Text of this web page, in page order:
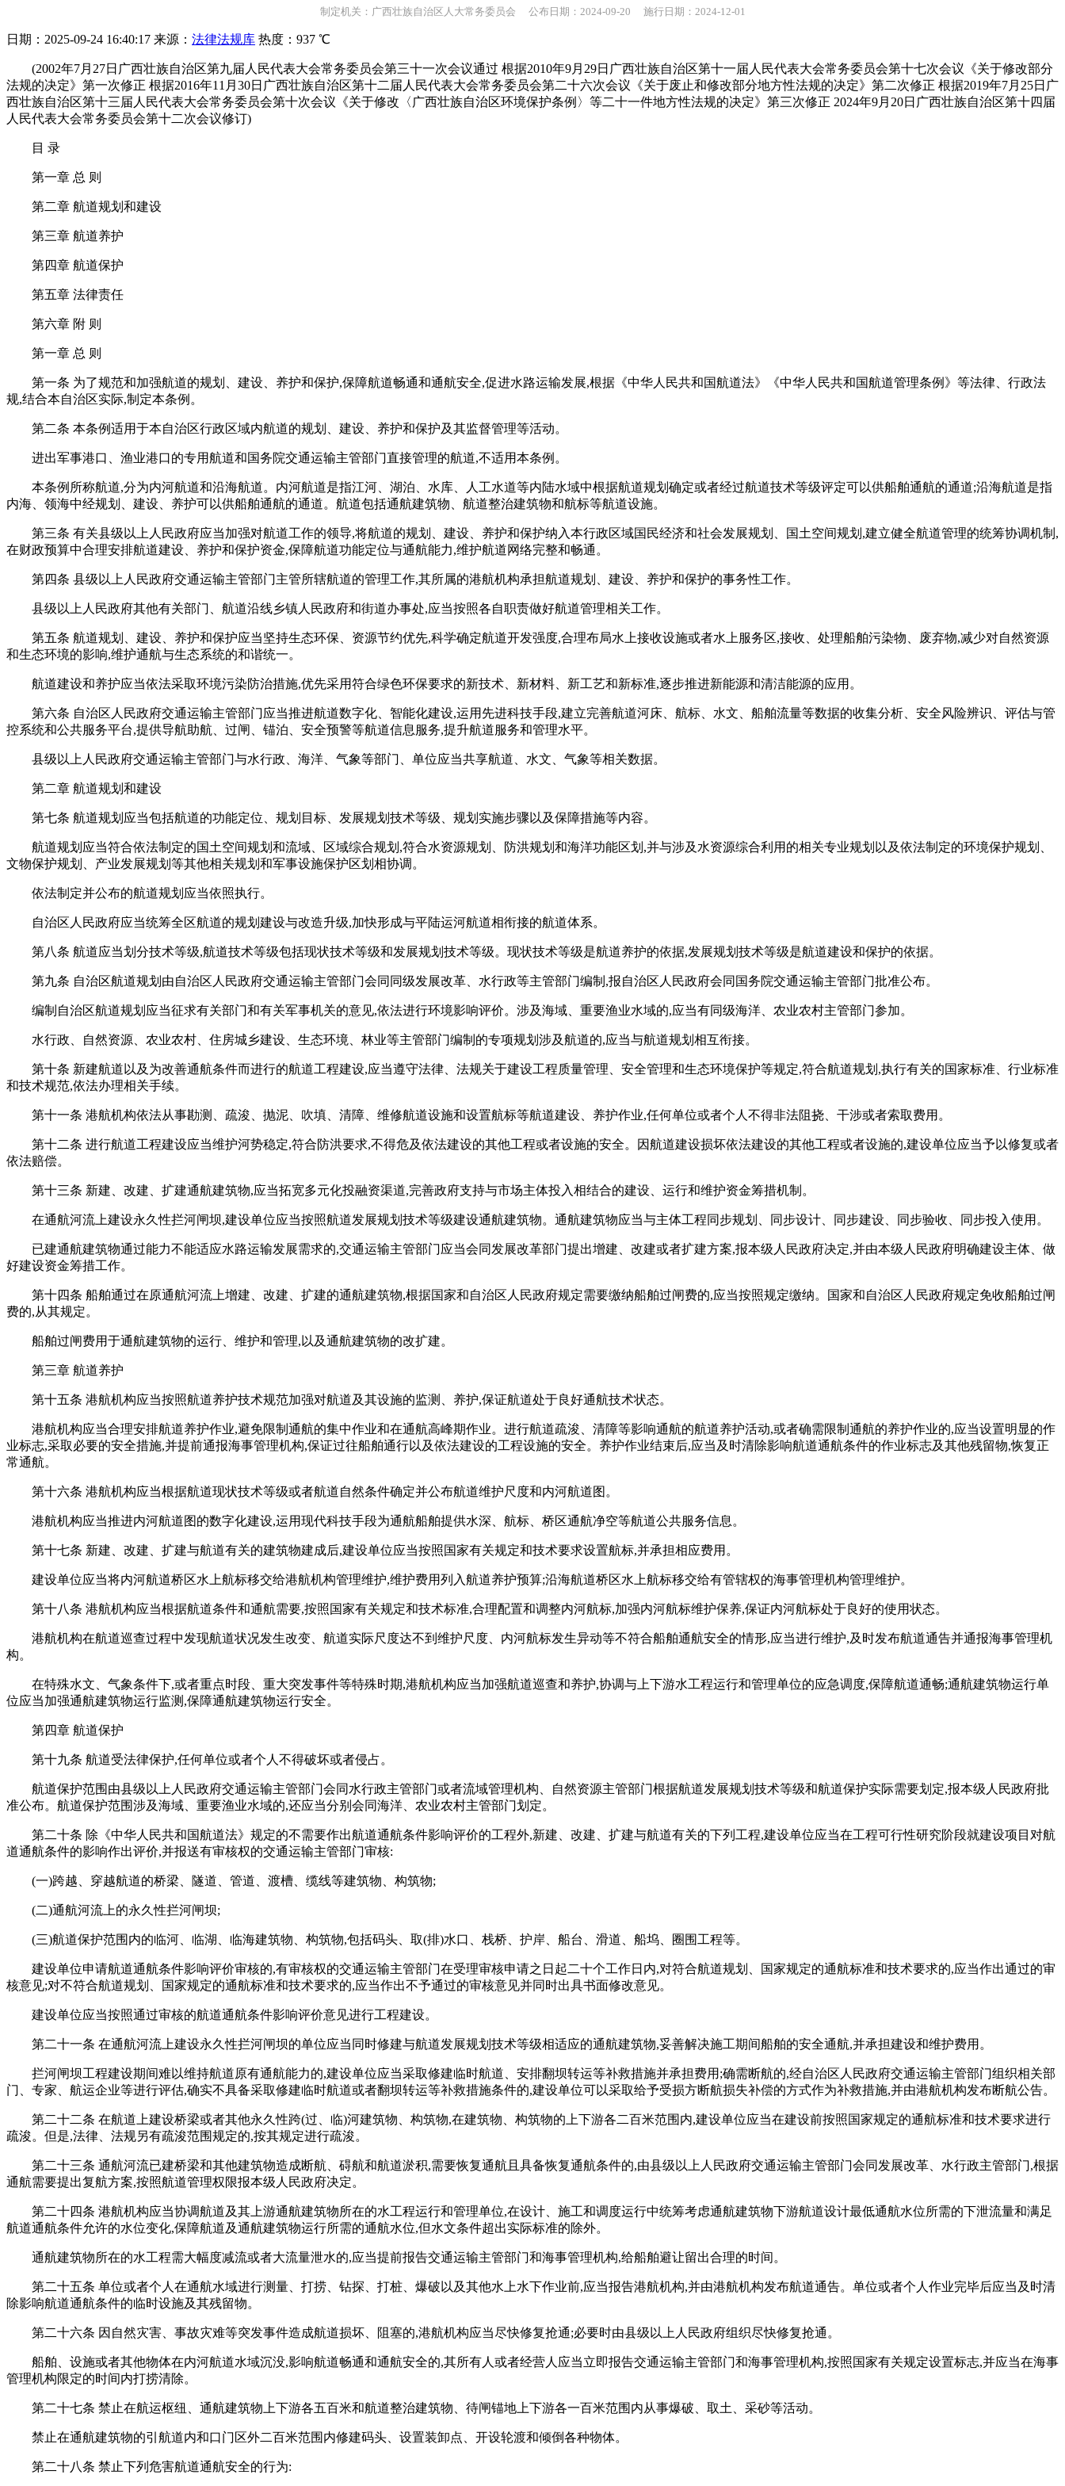
制定机关：广西壮族自治区人大常务委员会 公布日期：2024-09-20 施行日期：2024-12-01
日期： 2025-09-24 16:40:17 来源： 法律法规库 热度： 937 ℃
(2002年7月27日广西壮族自治区第九届人民代表大会常务委员会第三十一次会议通过 根据2010年9月29日广西壮族自治区第十一届人民代表大会常务委员会第十七次会议《关于修改部分
法规的决定》第一次修正 根据2016年11月30日广西壮族自治区第十二届人民代表大会常务委员会第二十六次会议《关于废止和修改部分地方性法规的决定》第二次修正 根据2019年7月25日广
西壮族自治区第十三届人民代表大会常务委员会第十次会议《关于修改〈广西壮族自治区环境保护条例〉等二十一件地方性法规的决定》第三次修正 2024年9月20日广西壮族自治区第十四届
人民代表大会常务委员会第十二次会议修订)
目 录
第一章 总 则
第二章 航道规划和建设
第三章 航道养护
第四章 航道保护
第五章 法律责任
第六章 附 则
第一章 总 则
第一条 为了规范和加强航道的规划、建设、养护和保护,保障航道畅通和通航安全,促进水路运输发展,根据《中华人民共和国航道法》《中华人民共和国航道管理条例》等法律、行政法
规,结合本自治区实际,制定本条例。
第二条 本条例适用于本自治区行政区域内航道的规划、建设、养护和保护及其监督管理等活动。
进出军事港口、渔业港口的专用航道和国务院交通运输主管部门直接管理的航道,不适用本条例。
本条例所称航道,分为内河航道和沿海航道。内河航道是指江河、湖泊、水库、人工水道等内陆水域中根据航道规划确定或者经过航道技术等级评定可以供船舶通航的通道;沿海航道是指
内海、领海中经规划、建设、养护可以供船舶通航的通道。航道包括通航建筑物、航道整治建筑物和航标等航道设施。
第三条 有关县级以上人民政府应当加强对航道工作的领导,将航道的规划、建设、养护和保护纳入本行政区域国民经济和社会发展规划、国土空间规划,建立健全航道管理的统筹协调机制,
在财政预算中合理安排航道建设、养护和保护资金,保障航道功能定位与通航能力,维护航道网络完整和畅通。
第四条 县级以上人民政府交通运输主管部门主管所辖航道的管理工作,其所属的港航机构承担航道规划、建设、养护和保护的事务性工作。
县级以上人民政府其他有关部门、航道沿线乡镇人民政府和街道办事处,应当按照各自职责做好航道管理相关工作。
第五条 航道规划、建设、养护和保护应当坚持生态环保、资源节约优先,科学确定航道开发强度,合理布局水上接收设施或者水上服务区,接收、处理船舶污染物、废弃物,减少对自然资源
和生态环境的影响,维护通航与生态系统的和谐统一。
航道建设和养护应当依法采取环境污染防治措施,优先采用符合绿色环保要求的新技术、新材料、新工艺和新标准,逐步推进新能源和清洁能源的应用。
第六条 自治区人民政府交通运输主管部门应当推进航道数字化、智能化建设,运用先进科技手段,建立完善航道河床、航标、水文、船舶流量等数据的收集分析、安全风险辨识、评估与管
控系统和公共服务平台,提供导航助航、过闸、锚泊、安全预警等航道信息服务,提升航道服务和管理水平。
县级以上人民政府交通运输主管部门与水行政、海洋、气象等部门、单位应当共享航道、水文、气象等相关数据。
第二章 航道规划和建设
第七条 航道规划应当包括航道的功能定位、规划目标、发展规划技术等级、规划实施步骤以及保障措施等内容。
航道规划应当符合依法制定的国土空间规划和流域、区域综合规划,符合水资源规划、防洪规划和海洋功能区划,并与涉及水资源综合利用的相关专业规划以及依法制定的环境保护规划、
文物保护规划、产业发展规划等其他相关规划和军事设施保护区划相协调。
依法制定并公布的航道规划应当依照执行。
自治区人民政府应当统筹全区航道的规划建设与改造升级,加快形成与平陆运河航道相衔接的航道体系。
第八条 航道应当划分技术等级,航道技术等级包括现状技术等级和发展规划技术等级。现状技术等级是航道养护的依据,发展规划技术等级是航道建设和保护的依据。
第九条 自治区航道规划由自治区人民政府交通运输主管部门会同同级发展改革、水行政等主管部门编制,报自治区人民政府会同国务院交通运输主管部门批准公布。
编制自治区航道规划应当征求有关部门和有关军事机关的意见,依法进行环境影响评价。涉及海域、重要渔业水域的,应当有同级海洋、农业农村主管部门参加。
水行政、自然资源、农业农村、住房城乡建设、生态环境、林业等主管部门编制的专项规划涉及航道的,应当与航道规划相互衔接。
第十条 新建航道以及为改善通航条件而进行的航道工程建设,应当遵守法律、法规关于建设工程质量管理、安全管理和生态环境保护等规定,符合航道规划,执行有关的国家标准、行业标准
和技术规范,依法办理相关手续。
第十一条 港航机构依法从事勘测、疏浚、抛泥、吹填、清障、维修航道设施和设置航标等航道建设、养护作业,任何单位或者个人不得非法阻挠、干涉或者索取费用。
第十二条 进行航道工程建设应当维护河势稳定,符合防洪要求,不得危及依法建设的其他工程或者设施的安全。因航道建设损坏依法建设的其他工程或者设施的,建设单位应当予以修复或者
依法赔偿。
第十三条 新建、改建、扩建通航建筑物,应当拓宽多元化投融资渠道,完善政府支持与市场主体投入相结合的建设、运行和维护资金筹措机制。
在通航河流上建设永久性拦河闸坝,建设单位应当按照航道发展规划技术等级建设通航建筑物。通航建筑物应当与主体工程同步规划、同步设计、同步建设、同步验收、同步投入使用。
已建通航建筑物通过能力不能适应水路运输发展需求的,交通运输主管部门应当会同发展改革部门提出增建、改建或者扩建方案,报本级人民政府决定,并由本级人民政府明确建设主体、做
好建设资金筹措工作。
第十四条 船舶通过在原通航河流上增建、改建、扩建的通航建筑物,根据国家和自治区人民政府规定需要缴纳船舶过闸费的,应当按照规定缴纳。国家和自治区人民政府规定免收船舶过闸
费的,从其规定。
船舶过闸费用于通航建筑物的运行、维护和管理,以及通航建筑物的改扩建。
第三章 航道养护
第十五条 港航机构应当按照航道养护技术规范加强对航道及其设施的监测、养护,保证航道处于良好通航技术状态。
港航机构应当合理安排航道养护作业,避免限制通航的集中作业和在通航高峰期作业。进行航道疏浚、清障等影响通航的航道养护活动,或者确需限制通航的养护作业的,应当设置明显的作
业标志,采取必要的安全措施,并提前通报海事管理机构,保证过往船舶通行以及依法建设的工程设施的安全。养护作业结束后,应当及时清除影响航道通航条件的作业标志及其他残留物,恢复正
常通航。
第十六条 港航机构应当根据航道现状技术等级或者航道自然条件确定并公布航道维护尺度和内河航道图。
港航机构应当推进内河航道图的数字化建设,运用现代科技手段为通航船舶提供水深、航标、桥区通航净空等航道公共服务信息。
第十七条 新建、改建、扩建与航道有关的建筑物建成后,建设单位应当按照国家有关规定和技术要求设置航标,并承担相应费用。
建设单位应当将内河航道桥区水上航标移交给港航机构管理维护,维护费用列入航道养护预算;沿海航道桥区水上航标移交给有管辖权的海事管理机构管理维护。
第十八条 港航机构应当根据航道条件和通航需要,按照国家有关规定和技术标准,合理配置和调整内河航标,加强内河航标维护保养,保证内河航标处于良好的使用状态。
港航机构在航道巡查过程中发现航道状况发生改变、航道实际尺度达不到维护尺度、内河航标发生异动等不符合船舶通航安全的情形,应当进行维护,及时发布航道通告并通报海事管理机
构。
在特殊水文、气象条件下,或者重点时段、重大突发事件等特殊时期,港航机构应当加强航道巡查和养护,协调与上下游水工程运行和管理单位的应急调度,保障航道通畅;通航建筑物运行单
位应当加强通航建筑物运行监测,保障通航建筑物运行安全。
第四章 航道保护
第十九条 航道受法律保护,任何单位或者个人不得破坏或者侵占。
航道保护范围由县级以上人民政府交通运输主管部门会同水行政主管部门或者流域管理机构、自然资源主管部门根据航道发展规划技术等级和航道保护实际需要划定,报本级人民政府批
准公布。航道保护范围涉及海域、重要渔业水域的,还应当分别会同海洋、农业农村主管部门划定。
第二十条 除《中华人民共和国航道法》规定的不需要作出航道通航条件影响评价的工程外,新建、改建、扩建与航道有关的下列工程,建设单位应当在工程可行性研究阶段就建设项目对航
道通航条件的影响作出评价,并报送有审核权的交通运输主管部门审核:
(一)跨越、穿越航道的桥梁、隧道、管道、渡槽、缆线等建筑物、构筑物;
(二)通航河流上的永久性拦河闸坝;
(三)航道保护范围内的临河、临湖、临海建筑物、构筑物,包括码头、取(排)水口、栈桥、护岸、船台、滑道、船坞、圈围工程等。
建设单位申请航道通航条件影响评价审核的,有审核权的交通运输主管部门在受理审核申请之日起二十个工作日内,对符合航道规划、国家规定的通航标准和技术要求的,应当作出通过的审
核意见;对不符合航道规划、国家规定的通航标准和技术要求的,应当作出不予通过的审核意见并同时出具书面修改意见。
建设单位应当按照通过审核的航道通航条件影响评价意见进行工程建设。
第二十一条 在通航河流上建设永久性拦河闸坝的单位应当同时修建与航道发展规划技术等级相适应的通航建筑物,妥善解决施工期间船舶的安全通航,并承担建设和维护费用。
拦河闸坝工程建设期间难以维持航道原有通航能力的,建设单位应当采取修建临时航道、安排翻坝转运等补救措施并承担费用;确需断航的,经自治区人民政府交通运输主管部门组织相关部
门、专家、航运企业等进行评估,确实不具备采取修建临时航道或者翻坝转运等补救措施条件的,建设单位可以采取给予受损方断航损失补偿的方式作为补救措施,并由港航机构发布断航公告。
第二十二条 在航道上建设桥梁或者其他永久性跨(过、临)河建筑物、构筑物,在建筑物、构筑物的上下游各二百米范围内,建设单位应当在建设前按照国家规定的通航标准和技术要求进行
疏浚。但是,法律、法规另有疏浚范围规定的,按其规定进行疏浚。
第二十三条 通航河流已建桥梁和其他建筑物造成断航、碍航和航道淤积,需要恢复通航且具备恢复通航条件的,由县级以上人民政府交通运输主管部门会同发展改革、水行政主管部门,根据
通航需要提出复航方案,按照航道管理权限报本级人民政府决定。
第二十四条 港航机构应当协调航道及其上游通航建筑物所在的水工程运行和管理单位,在设计、施工和调度运行中统筹考虑通航建筑物下游航道设计最低通航水位所需的下泄流量和满足
航道通航条件允许的水位变化,保障航道及通航建筑物运行所需的通航水位,但水文条件超出实际标准的除外。
通航建筑物所在的水工程需大幅度减流或者大流量泄水的,应当提前报告交通运输主管部门和海事管理机构,给船舶避让留出合理的时间。
第二十五条 单位或者个人在通航水域进行测量、打捞、钻探、打桩、爆破以及其他水上水下作业前,应当报告港航机构,并由港航机构发布航道通告。单位或者个人作业完毕后应当及时清
除影响航道通航条件的临时设施及其残留物。
第二十六条 因自然灾害、事故灾难等突发事件造成航道损坏、阻塞的,港航机构应当尽快修复抢通;必要时由县级以上人民政府组织尽快修复抢通。
船舶、设施或者其他物体在内河航道水域沉没,影响航道畅通和通航安全的,其所有人或者经营人应当立即报告交通运输主管部门和海事管理机构,按照国家有关规定设置标志,并应当在海事
管理机构限定的时间内打捞清除。
第二十七条 禁止在航运枢纽、通航建筑物上下游各五百米和航道整治建筑物、待闸锚地上下游各一百米范围内从事爆破、取土、采砂等活动。
禁止在通航建筑物的引航道内和口门区外二百米范围内修建码头、设置装卸点、开设轮渡和倾倒各种物体。
第二十八条 禁止下列危害航道通航安全的行为: